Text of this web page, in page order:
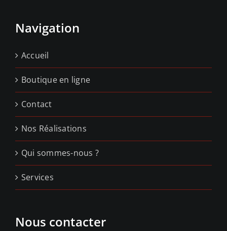
Navigation
Accueil
Boutique en ligne
Contact
Nos Réalisations
Qui sommes-nous ?
Services
Nous contacter